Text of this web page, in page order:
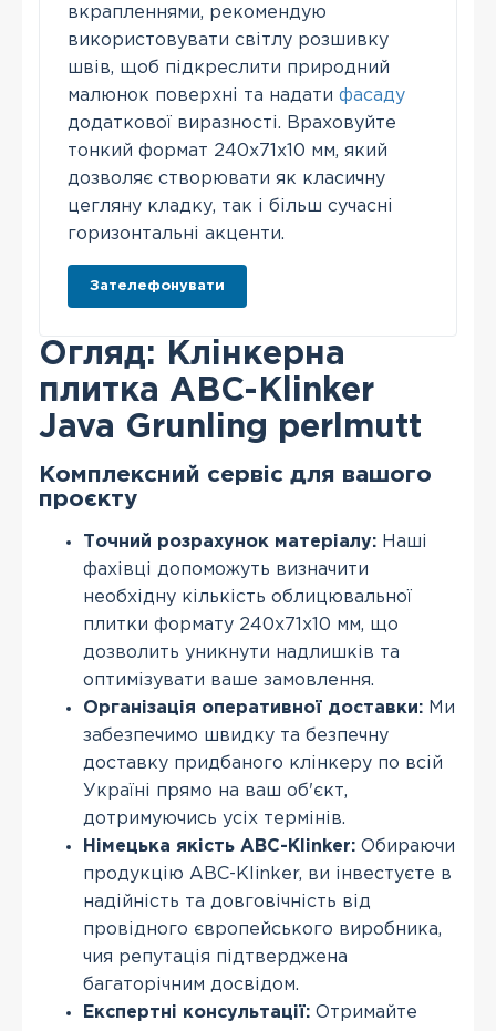
вкрапленнями, рекомендую
використовувати світлу розшивку
швів, щоб підкреслити природний
малюнок поверхні та надати фасаду
додаткової виразності. Враховуйте
тонкий формат 240х71х10 мм, який
дозволяє створювати як класичну
цегляну кладку, так і більш сучасні
горизонтальні акценти.
Зателефонувати
Огляд: Клінкерна
плитка АВС-Klinker
Java Grunling perlmutt
Комплексний сервіс для вашого
проєкту
Точний розрахунок матеріалу: Наші
фахівці допоможуть визначити
необхідну кількість облицювальної
плитки формату 240х71х10 мм, що
дозволить уникнути надлишків та
оптимізувати ваше замовлення.
Організація оперативної доставки: Ми
забезпечимо швидку та безпечну
доставку придбаного клінкеру по всій
Україні прямо на ваш об'єкт,
дотримуючись усіх термінів.
Німецька якість ABC-Klinker: Обираючи
продукцію ABC-Klinker, ви інвестуєте в
надійність та довговічність від
провідного європейського виробника,
чия репутація підтверджена
багаторічним досвідом.
Експертні консультації: Отримайте